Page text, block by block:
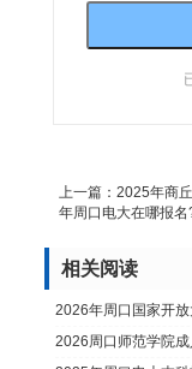
上一篇： 2025年商
年周口电大在哪报名
相关阅读
2026年周口国家开
2026周口师范学院